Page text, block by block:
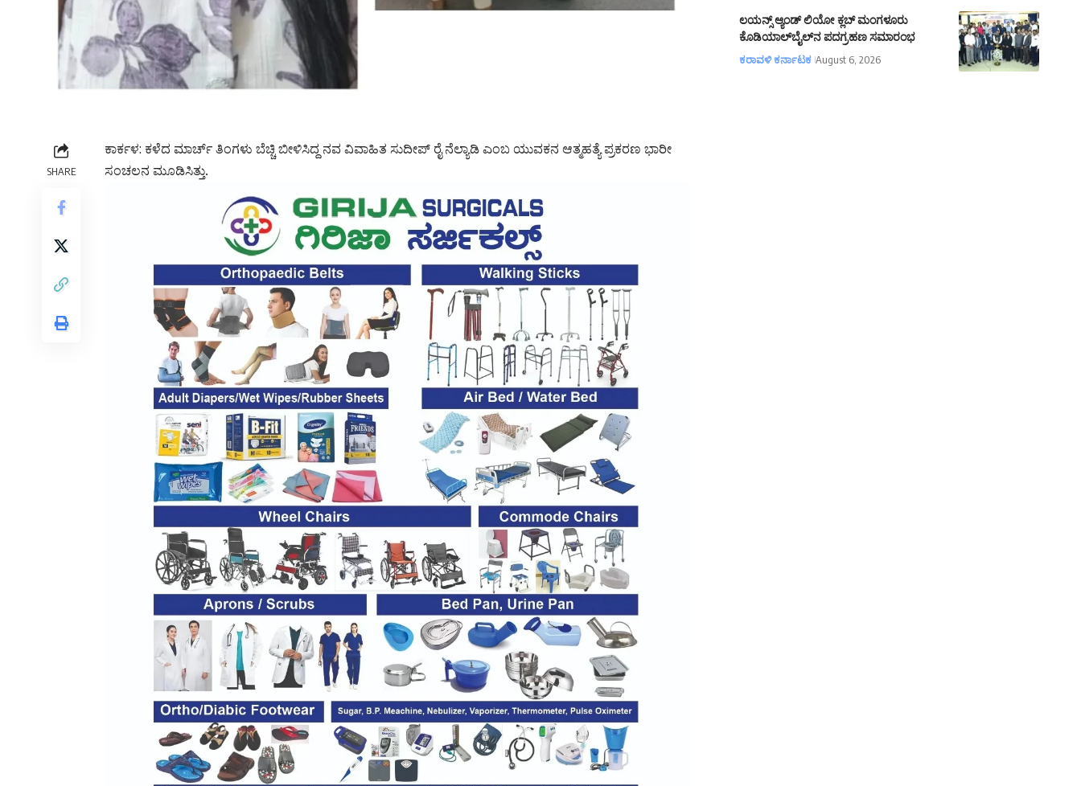
SHARE
ಕಾರ್ಕಳ: ಕಳೆದ ಮಾರ್ಚ್ ತಿಂಗಳು ಬೆಚ್ಚಿ ಬೀಳಿಸಿದ್ದ ನವ ವಿವಾಹಿತ ಸುದೀಪ್ ರೈ ನೆಲ್ಯಾಡಿ ಎಂಬ ಯುವಕನ ಆತ್ಮಹತ್ಯೆ ಪ್ರಕರಣ ಭಾರೀ
ಸಂಚಲನ ಮೂಡಿಸಿತ್ತು.
ಲಯನ್ಸ್ ಆ್ಯಂಡ್ ಲಿಯೋ ಕ್ಲಬ್ ಮಂಗಳೂರು
ಕೊಡಿಯಾಲ್‌ಬೈಲ್‌ನ ಪದಗ್ರಹಣ ಸಮಾರಂಭ
ಕರಾವಳಿ ಕರ್ನಾಟಕ August 6, 2026